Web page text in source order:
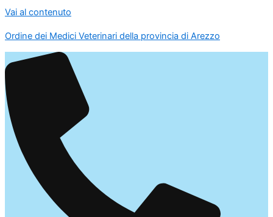
Vai al contenuto
Ordine dei Medici Veterinari della provincia di Arezzo